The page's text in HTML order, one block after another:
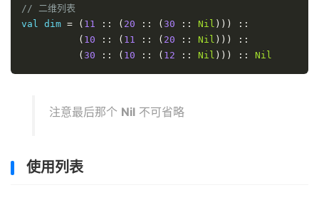
// 二维列表
val dim = ( 11 :: ( 20 :: ( 30 :: Nil )))
::
( 10 :: ( 11 :: ( 20 :: Nil )))
::
( 30 :: ( 10 :: ( 12 :: Nil ))) :: Nil
注意最后那个 Nil 不可省略
使用列表